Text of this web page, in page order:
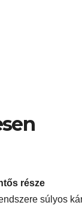
része
súlyos